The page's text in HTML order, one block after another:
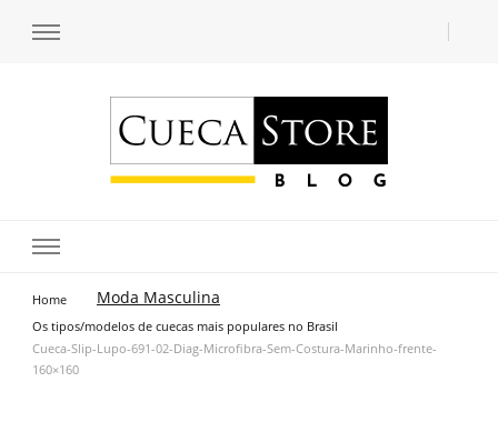
Home Moda Masculina
Os tipos/modelos de cuecas mais populares no Brasil
Cueca-Slip-Lupo-691-02-Diag-Microfibra-Sem-Costura-Marinho-frente-
160×160